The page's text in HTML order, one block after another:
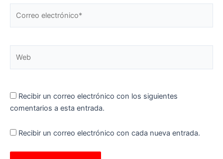
Recibir un correo electrónico con los siguientes
comentarios a esta entrada.
Recibir un correo electrónico con cada nueva entrada.